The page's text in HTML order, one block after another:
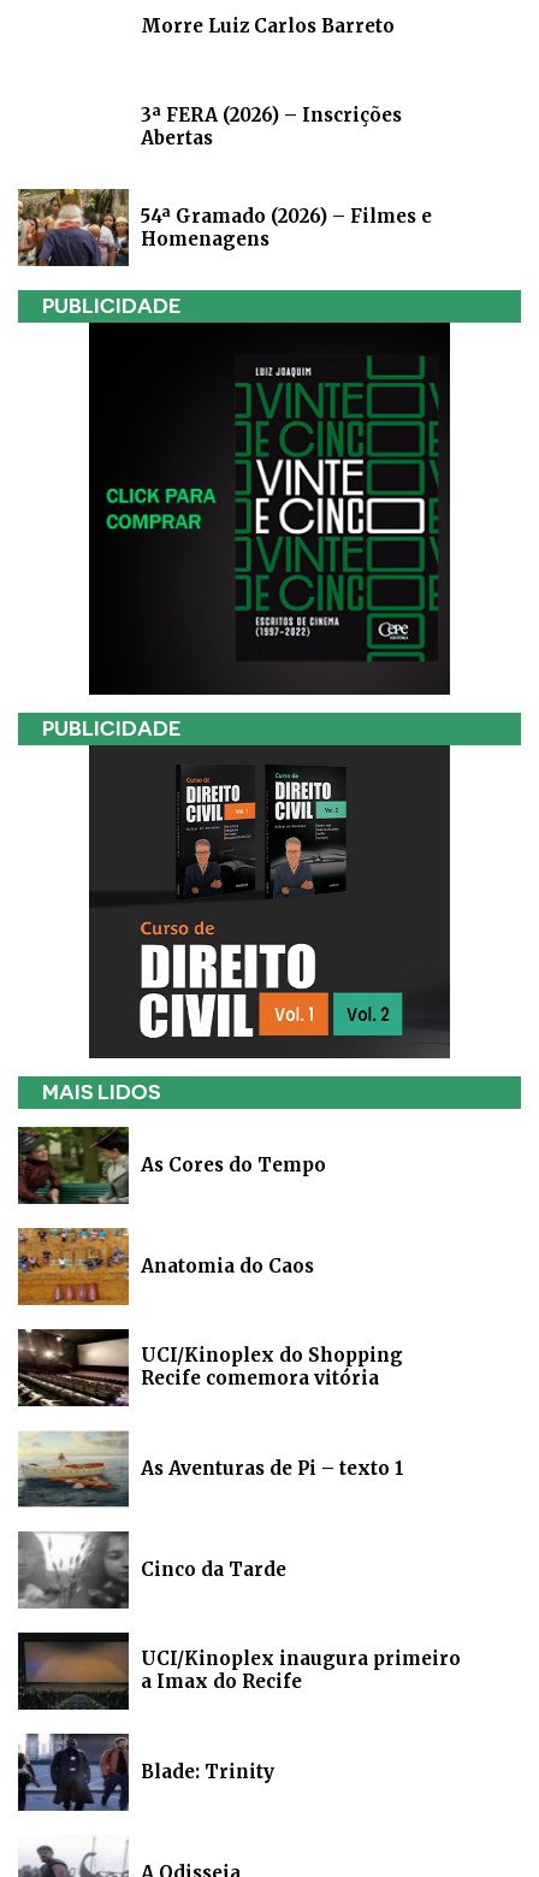
Morre Luiz Carlos Barreto
3ª FERA (2026) – Inscrições
Abertas
54ª Gramado (2026) – Filmes e
Homenagens
PUBLICIDADE
PUBLICIDADE
MAIS LIDOS
As Cores do Tempo
Anatomia do Caos
UCI/Kinoplex do Shopping
Recife comemora vitória
As Aventuras de Pi – texto 1
Cinco da Tarde
UCI/Kinoplex inaugura primeiro
a Imax do Recife
Blade: Trinity
A Odisseia